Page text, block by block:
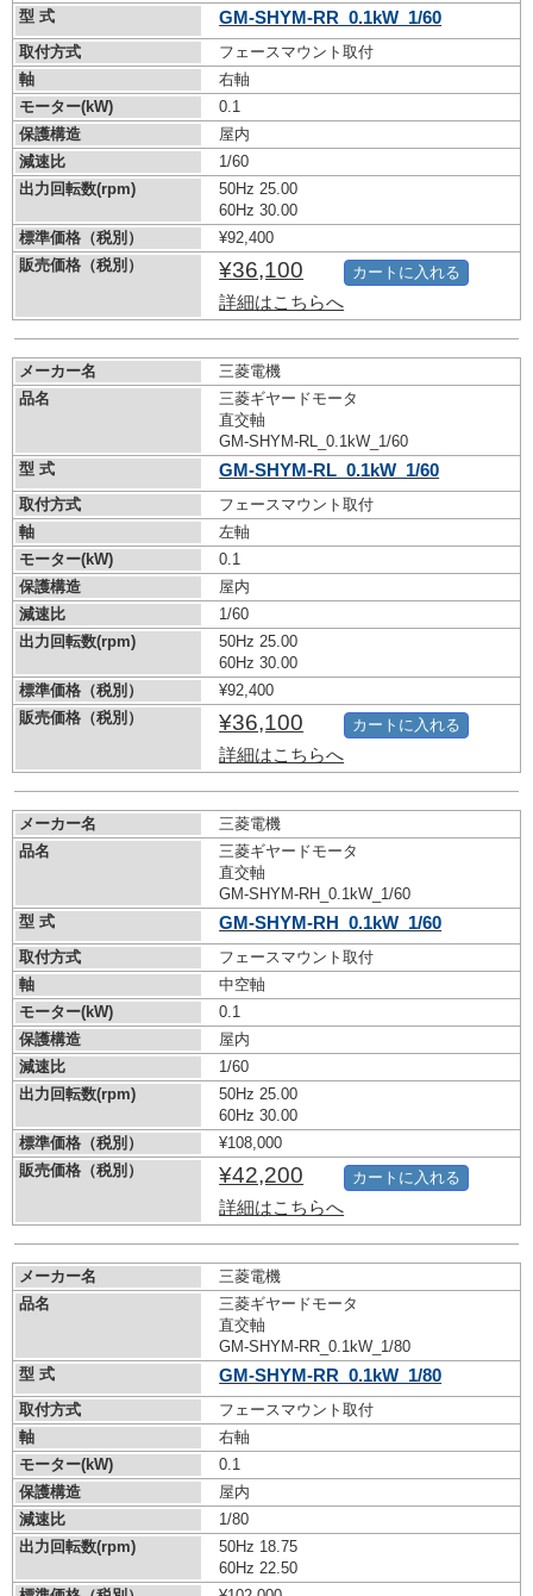
型 式
GM-SHYM-RR_0.1kW_1/60
取付方式
フェースマウント取付
軸
右軸
モーター(kW)
0.1
保護構造
屋内
減速比
1/60
出力回転数(rpm)
50Hz 25.00
60Hz 30.00
標準価格（税別）
¥92,400
販売価格（税別）
¥36,100
詳細はこちらへ
カートに入れる
メーカー名
三菱電機
品名
三菱ギヤードモータ
直交軸
GM-SHYM-RL_0.1kW_1/60
型 式
GM-SHYM-RL_0.1kW_1/60
取付方式
フェースマウント取付
軸
左軸
モーター(kW)
0.1
保護構造
屋内
減速比
1/60
出力回転数(rpm)
50Hz 25.00
60Hz 30.00
標準価格（税別）
¥92,400
販売価格（税別）
¥36,100
詳細はこちらへ
カートに入れる
メーカー名
三菱電機
品名
三菱ギヤードモータ
直交軸
GM-SHYM-RH_0.1kW_1/60
型 式
GM-SHYM-RH_0.1kW_1/60
取付方式
フェースマウント取付
軸
中空軸
モーター(kW)
0.1
保護構造
屋内
減速比
1/60
出力回転数(rpm)
50Hz 25.00
60Hz 30.00
標準価格（税別）
¥108,000
販売価格（税別）
¥42,200
詳細はこちらへ
カートに入れる
メーカー名
三菱電機
品名
三菱ギヤードモータ
直交軸
GM-SHYM-RR_0.1kW_1/80
型 式
GM-SHYM-RR_0.1kW_1/80
取付方式
フェースマウント取付
軸
右軸
モーター(kW)
0.1
保護構造
屋内
減速比
1/80
出力回転数(rpm)
50Hz 18.75
60Hz 22.50